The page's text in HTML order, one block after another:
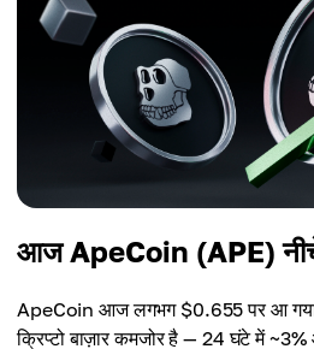
आज ApeCoin (APE)
ApeCoin आज लगभग $0.655 पर आ गया
क्रिप्टो बाज़ार कमजोर है — 24 घंटे में ~3%